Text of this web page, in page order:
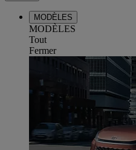
MODÈLES
MODÈLES
Tout
Fermer